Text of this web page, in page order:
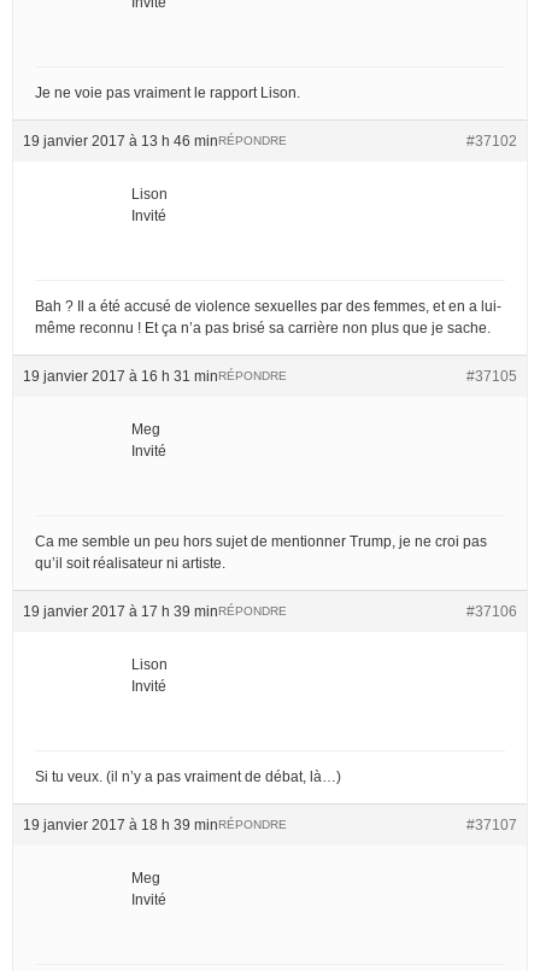
Je ne voie pas vraiment le rapport Lison.
19 janvier 2017 à 13 h 46 min #37102
RÉPONDRE
Lison
Invité
Bah ? Il a été accusé de violence sexuelles par des femmes, et en a lui-
même reconnu ! Et ça n’a pas brisé sa carrière non plus que je sache.
19 janvier 2017 à 16 h 31 min #37105
RÉPONDRE
Meg
Invité
Ca me semble un peu hors sujet de mentionner Trump, je ne croi pas
qu’il soit réalisateur ni artiste.
19 janvier 2017 à 17 h 39 min #37106
RÉPONDRE
Lison
Invité
Si tu veux. (il n’y a pas vraiment de débat, là…)
19 janvier 2017 à 18 h 39 min #37107
RÉPONDRE
Meg
Invité